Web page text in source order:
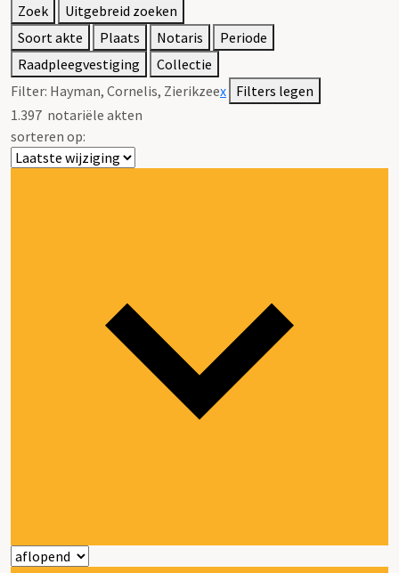
Zoek
Uitgebreid zoeken
Soort akte
Plaats Notaris
Periode
Raadpleegvestiging
Collectie
Filter: Hayman, Cornelis, Zierikzeex Filters legen
1.397 notariële akten
sorteren op: